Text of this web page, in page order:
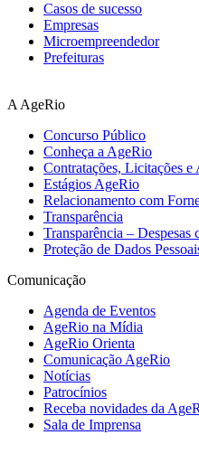
Casos de sucesso
Empresas
Microempreendedor
Prefeituras
A AgeRio
Concurso Público
Conheça a AgeRio
Contratações, Licitações e
Estágios AgeRio
Relacionamento com
Transparência
Transparência –
Proteção de Dados
Comunicação
Agenda de Eventos
AgeRio na Mídia
AgeRio Orienta
Comunicação AgeRio
Notícias
Patrocínios
Receba novidades da
Sala de Imprensa